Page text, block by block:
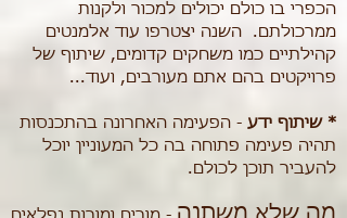
הכפרי בו כולם יכולים למכור ולקנות
ממרכולתם. השנה יצטרפו עוד אלמנטים
קהילתיים כמו משחקים קדומים, שיתוף של
פרויקטים בהם אתם מעורבים, ועוד...
* שיתוף ידע - הפעימה האחרונה בהתכנסות
תהיה פעימה פתוחה בה כל המעוניין יוכל
להעביר תוכן לכולם.
מה שלא משתנה